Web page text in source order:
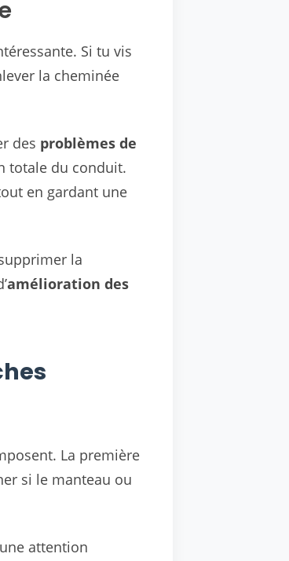
Si tu vis
la cheminée
des problèmes de
totale du conduit.
en gardant une
la
amélioration des
La première
si le manteau ou
attention